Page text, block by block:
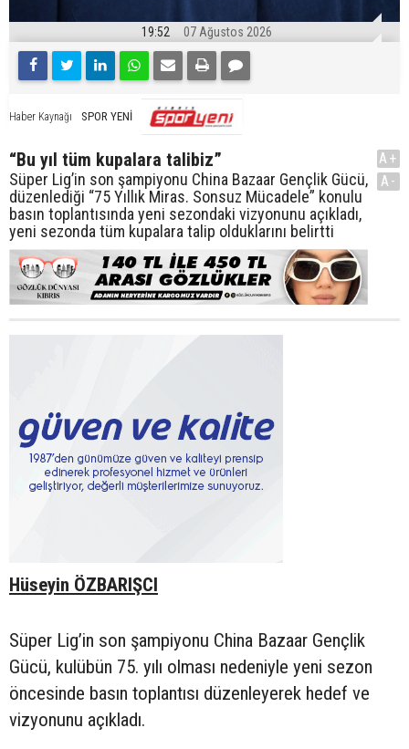
19:52 07 Ağustos 2026
Haber Kaynağı SPOR YENİ
“Bu yıl tüm kupalara talibiz”
Süper Lig’in son şampiyonu China Bazaar Gençlik Gücü,
düzenlediği “75 Yıllık Miras. Sonsuz Mücadele” konulu
basın toplantısında yeni sezondaki vizyonunu açıkladı,
yeni sezonda tüm kupalara talip olduklarını belirtti
A+
A-
Hüseyin ÖZBARIŞCI
Süper Lig’in son şampiyonu China Bazaar Gençlik
Gücü, kulübün 75. yılı olması nedeniyle yeni sezon
öncesinde basın toplantısı düzenleyerek hedef ve
vizyonunu açıkladı.